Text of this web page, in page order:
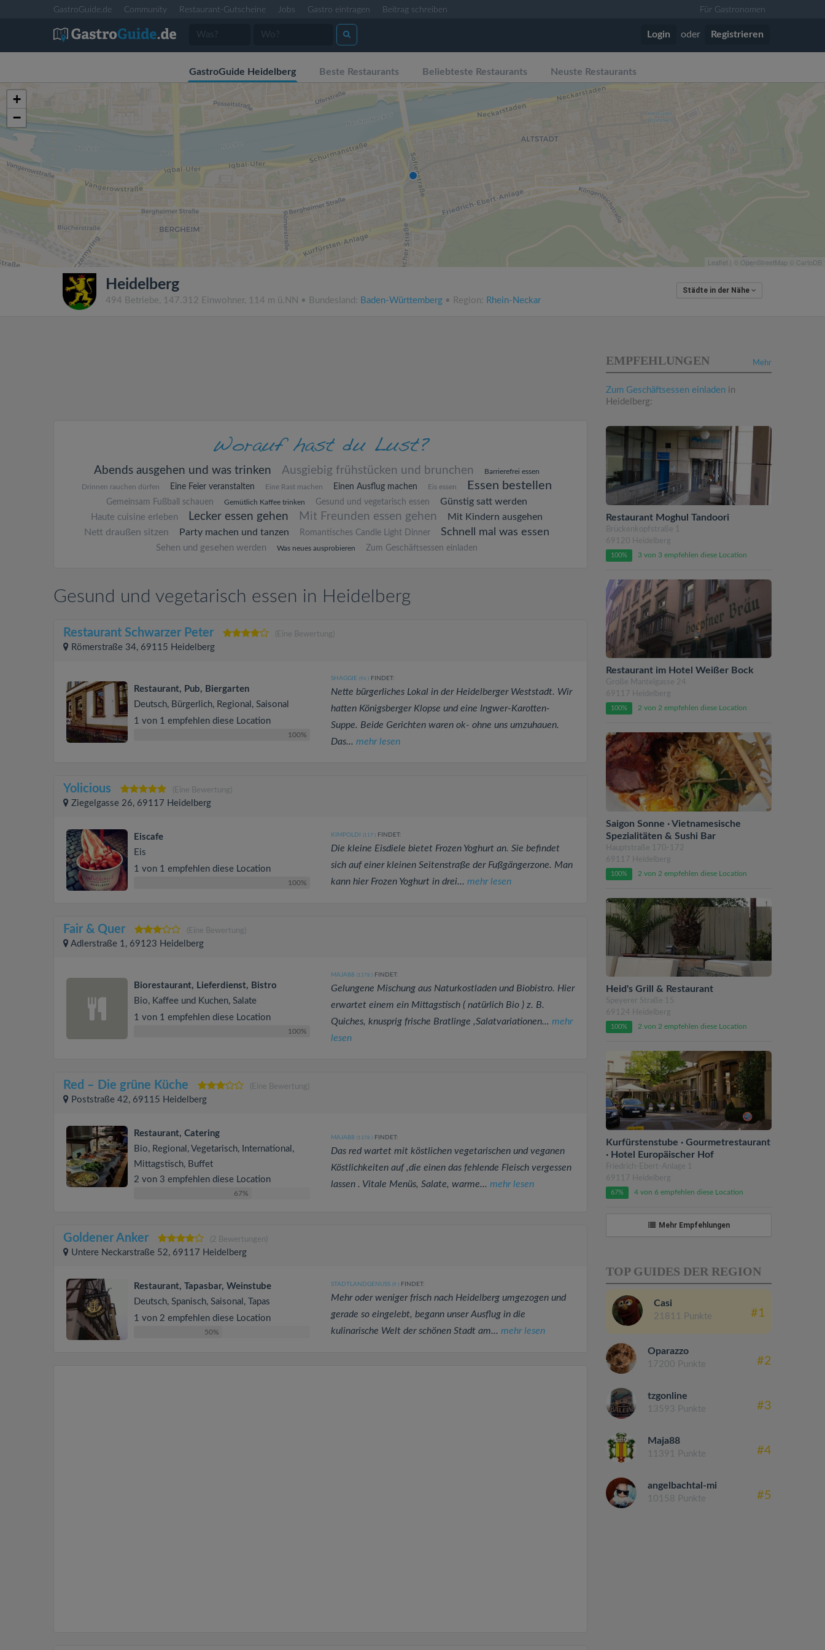
GastroGuide.de Community Restaurant-Gutscheine Jobs Gastro eintragen Beitrag schreiben Für Gastronomen
Login oder Registrieren
GastroGuide Heidelberg Beste Restaurants Beliebteste Restaurants Neuste Restaurants
+
−
Leaflet | © OpenStreetMap © CartoDB
Heidelberg
494 Betriebe, 147.312 Einwohner, 114 m ü.NN • Bundesland: Baden-Württemberg • Region: Rhein-Neckar
Städte in der Nähe
Abends ausgehen und was trinken Ausgiebig frühstücken und brunchen Barrierefrei essen
Drinnen rauchen dürfen Eine Feier veranstalten Eine Rast machen Einen Ausflug machen Eis essen Essen bestellen
Gemeinsam Fußball schauen Gemütlich Kaffee trinken Gesund und vegetarisch essen Günstig satt werden
Haute cuisine erleben Lecker essen gehen Mit Freunden essen gehen
Mit Kindern ausgehen
Nett draußen sitzen
Party machen und tanzen Romantisches Candle Light Dinner Schnell mal was essen
Sehen und gesehen werden Was neues ausprobieren Zum Geschäftsessen einladen
Gesund und vegetarisch essen in Heidelberg
Restaurant Schwarzer Peter (Eine Bewertung)
Römerstraße 34, 69115 Heidelberg
Restaurant, Pub, Biergarten
Deutsch, Bürgerlich, Regional, Saisonal
1 von 1 empfehlen diese Location
100%
SHAGGIE (96 )FINDET:
Nette bürgerliches Lokal in der Heidelberger Weststadt. Wir
hatten Königsberger Klopse und eine Ingwer-Karotten-
Suppe. Beide Gerichten waren ok- ohne uns umzuhauen.
Das... mehr lesen
Yolicious (Eine Bewertung)
Ziegelgasse 26, 69117 Heidelberg
Eiscafe
Eis
1 von 1 empfehlen diese Location
100%
KIMPOLDI (117 )FINDET:
Die kleine Eisdiele bietet Frozen Yoghurt an. Sie befindet
sich auf einer kleinen Seitenstraße der Fußgängerzone. Man
kann hier Frozen Yoghurt in drei... mehr lesen
Fair & Quer (Eine Bewertung)
Adlerstraße 1, 69123 Heidelberg
Biorestaurant, Lieferdienst, Bistro
Bio, Kaffee und Kuchen, Salate
1 von 1 empfehlen diese Location
100%
MAJA88 (1378 )FINDET:
Gelungene Mischung aus Naturkostladen und Biobistro. Hier
erwartet einem ein Mittagstisch ( natürlich Bio ) z. B.
Quiches, knusprig frische Bratlinge ,Salatvariationen... mehr
lesen
Red – Die grüne Küche (Eine Bewertung)
Poststraße 42, 69115 Heidelberg
Restaurant, Catering
Bio, Regional, Vegetarisch, International,
Mittagstisch, Buffet
2 von 3 empfehlen diese Location
67%
MAJA88 (1378 )FINDET:
Das red wartet mit köstlichen vegetarischen und veganen
Köstlichkeiten auf ,die einen das fehlende Fleisch vergessen
lassen . Vitale Menüs, Salate, warme... mehr lesen
Goldener Anker (2 Bewertungen)
Untere Neckarstraße 52, 69117 Heidelberg
Restaurant, Tapasbar, Weinstube
Deutsch, Spanisch, Saisonal, Tapas
1 von 2 empfehlen diese Location
50%
STADTLANDGENUSS (9 )FINDET:
Mehr oder weniger frisch nach Heidelberg umgezogen und
gerade so eingelebt, begann unser Ausflug in die
kulinarische Welt der schönen Stadt am... mehr lesen
Mehr
EMPFEHLUNGEN
Zum Geschäftsessen einladen in
Heidelberg:
Restaurant Moghul Tandoori
Brückenkopfstraße 1
69120 Heidelberg
100% 3 von 3 empfehlen diese Location
Restaurant im Hotel Weißer Bock
Große Mantelgasse 24
69117 Heidelberg
100% 2 von 2 empfehlen diese Location
Saigon Sonne · Vietnamesische
Spezialitäten & Sushi Bar
Hauptstraße 170-172
69117 Heidelberg
100% 2 von 2 empfehlen diese Location
Heid's Grill & Restaurant
Speyerer Straße 15
69124 Heidelberg
100% 2 von 2 empfehlen diese Location
Kurfürstenstube · Gourmetrestaurant
· Hotel Europäischer Hof
Friedrich-Ebert-Anlage 1
69117 Heidelberg
67% 4 von 6 empfehlen diese Location
Mehr Empfehlungen
TOP GUIDES DER REGION
Casi
21811 Punkte #1
Oparazzo
17200 Punkte #2
tzgonline
13593 Punkte #3
Maja88
11391 Punkte #4
angelbachtal-mi
10158 Punkte #5